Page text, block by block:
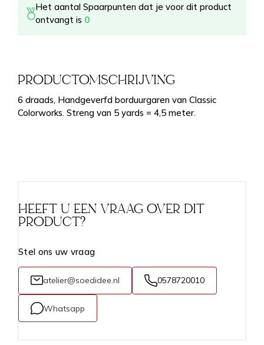
Het aantal Spaarpunten dat je voor dit product
ontvangt is 0
PRODUCTOMSCHRIJVING
6 draads, Handgeverfd borduurgaren van Classic
Colorworks. Streng van 5 yards = 4,5 meter.
HEEFT U EEN VRAAG OVER DIT
PRODUCT?
Stel ons uw vraag
atelier@soedidee.nl 0578720010
Whatsapp